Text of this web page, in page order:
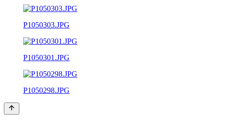
P1050303.JPG
P1050301.JPG
P1050298.JPG